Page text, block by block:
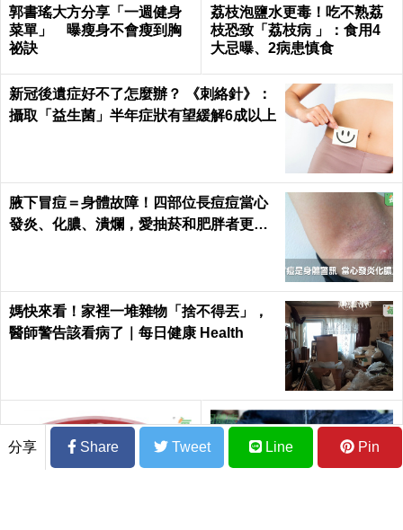
郭書瑤大方分享「一週健身
菜單」 曝瘦身不會瘦到胸
祕訣
荔枝泡鹽水更毒！吃不熟荔
枝恐致「荔枝病 」：食用4
大忌曝、2病患慎食
新冠後遺症好不了怎麼辦？ 《刺絡針》：
攝取「益生菌」半年症狀有望緩解6成以上
腋下冒痘＝身體故障！四部位長痘痘當心
發炎、化膿、潰爛，愛抽菸和肥胖者更要
媽快來看！家裡一堆雜物「捨不得丟」，
醫師警告該看病了｜每日健康 Health
分享 Share Tweet Line Pin